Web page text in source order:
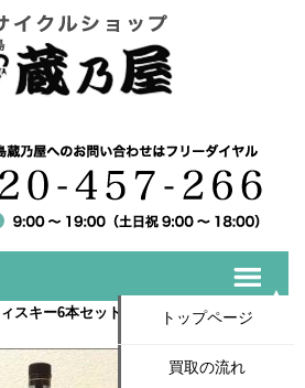
トップページ
買取の流れ
キー6本セット 有名ブランド入荷いた